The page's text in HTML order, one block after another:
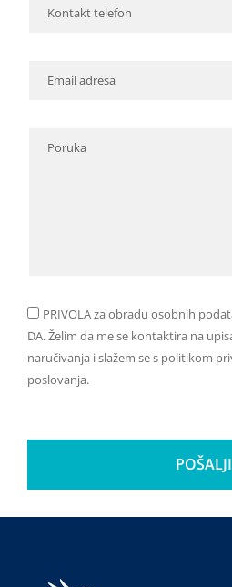
PRIVOLA za obradu osobnih
DA. Želim da me se kontaktira na
naručivanja i slažem se s politikom
poslovanja.
POŠALJI